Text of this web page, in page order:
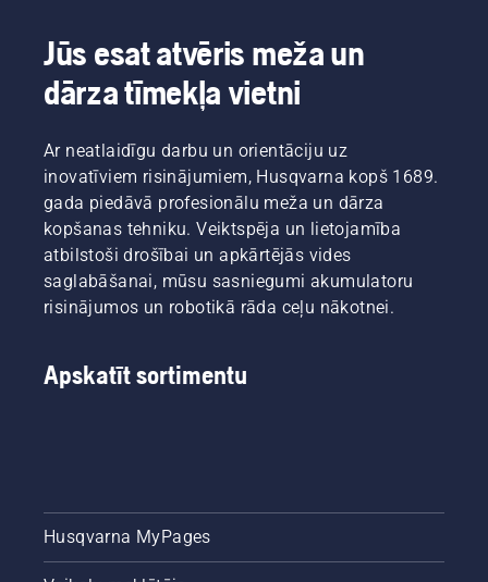
Jūs esat atvēris meža un
dārza tīmekļa vietni
Ar neatlaidīgu darbu un orientāciju uz
inovatīviem risinājumiem, Husqvarna kopš 1689.
gada piedāvā profesionālu meža un dārza
kopšanas tehniku. Veiktspēja un lietojamība
atbilstoši drošībai un apkārtējās vides
saglabāšanai, mūsu sasniegumi akumulatoru
risinājumos un robotikā rāda ceļu nākotnei.
Apskatīt sortimentu
Husqvarna MyPages